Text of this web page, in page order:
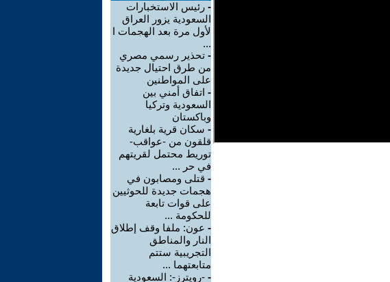
- رئيس الاستخبارات
السعودية يزور العراق
لأول مرة بعد الهجمات ا
...
- تحذير رسمي مصري
من طرق احتيال جديدة
على المواطنين
- اتفاق أمني بين
السعودية وتركيا
وباكستان
- سكان قرية بلغارية
قلقون من -عواقب-
توريط محتمل لقريتهم
في حر ...
- قتلى ومصابون في
هجمات جديدة للحوثيين
على قوات تابعة
للحكومة ...
- عون: ملفا وقف إطلاق
النار والمناطق
التجريبية ستتم
متابعتهما ...
- -رويترز-: السعودية